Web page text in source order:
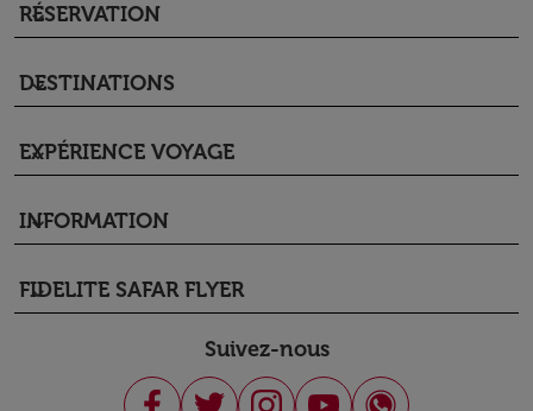
RÉSERVATION
keyboard_arrow_down
DESTINATIONS
keyboard_arrow_down
EXPÉRIENCE VOYAGE
keyboard_arrow_down
INFORMATION
keyboard_arrow_down
FIDELITE SAFAR FLYER
keyboard_arrow_down
Suivez-nous